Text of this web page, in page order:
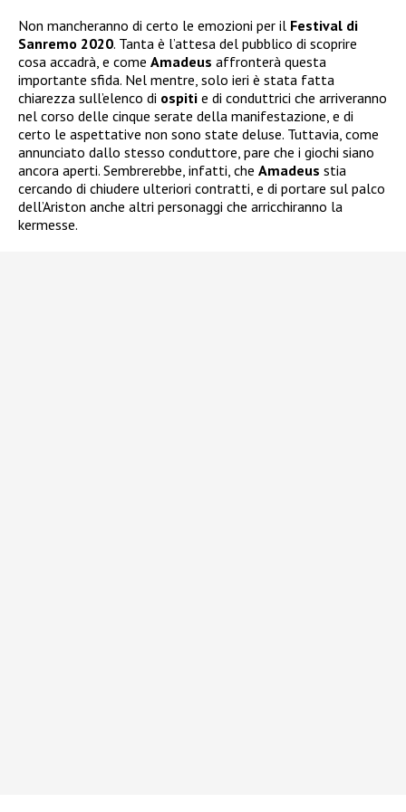
Non mancheranno di certo le emozioni per il Festival di
Sanremo 2020. Tanta è l’attesa del pubblico di scoprire
cosa accadrà, e come Amadeus affronterà questa
importante sfida. Nel mentre, solo ieri è stata fatta
chiarezza sull’elenco di ospiti e di conduttrici che arriveranno
nel corso delle cinque serate della manifestazione, e di
certo le aspettative non sono state deluse. Tuttavia, come
annunciato dallo stesso conduttore, pare che i giochi siano
ancora aperti. Sembrerebbe, infatti, che Amadeus stia
cercando di chiudere ulteriori contratti, e di portare sul palco
dell’Ariston anche altri personaggi che arricchiranno la
kermesse.